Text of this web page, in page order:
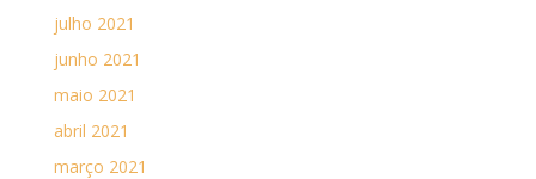
julho 2021
junho 2021
maio 2021
abril 2021
março 2021